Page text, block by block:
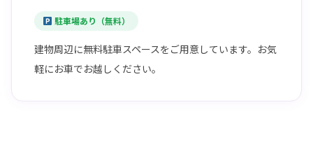
駐車場あり（無料）
建物周辺に無料駐車スペースをご用意しています。お気
軽にお車でお越しください。